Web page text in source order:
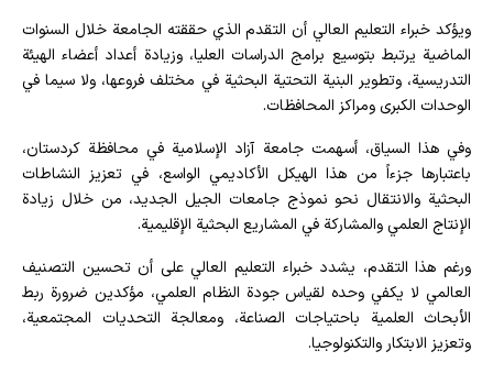
ويؤكد خبراء التعليم العالي أن التقدم الذي حققته الجامعة خلال السنوات
الماضية يرتبط بتوسيع برامج الدراسات العليا، وزيادة أعداد أعضاء الهيئة
التدريسية، وتطوير البنية التحتية البحثية في مختلف فروعها، ولا سيما في
الوحدات الكبرى ومراكز المحافظات.
وفي هذا السياق، أسهمت جامعة آزاد الإسلامية في محافظة كردستان،
باعتبارها جزءاً من هذا الهيكل الأكاديمي الواسع، في تعزيز النشاطات
البحثية والانتقال نحو نموذج جامعات الجيل الجديد، من خلال زيادة
الإنتاج العلمي والمشاركة في المشاريع البحثية الإقليمية.
ورغم هذا التقدم، يشدد خبراء التعليم العالي على أن تحسين التصنيف
العالمي لا يكفي وحده لقياس جودة النظام العلمي، مؤكدين ضرورة ربط
الأبحاث العلمية باحتياجات الصناعة، ومعالجة التحديات المجتمعية،
وتعزيز الابتكار والتكنولوجيا.